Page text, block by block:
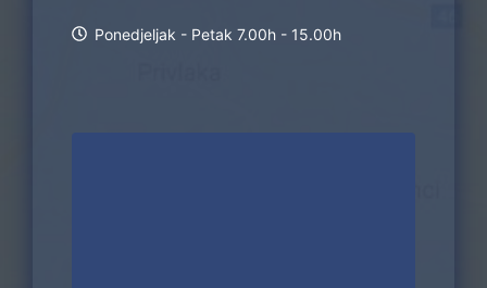
Ponedjeljak - Petak 7.00h - 15.00h